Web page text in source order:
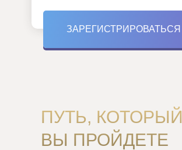
ЗАРЕГИСТРИРОВАТЬСЯ
ПУТЬ, КОТОРЫЙ
ВЫ ПРОЙДЕТЕ